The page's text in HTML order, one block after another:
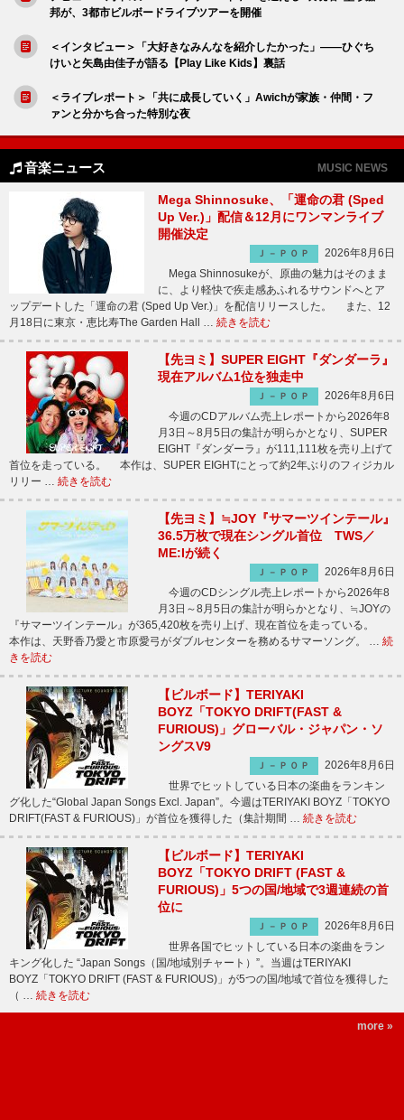
邦が、3都市ビルボードライブツアーを開催
＜インタビュー＞「大好きなみんなを紹介したかった」――ひぐち
けいと矢島由佳子が語る【Play Like Kids】裏話
＜ライブレポート＞「共に成長していく」Awichが家族・仲間・フ
ァンと分かち合った特別な夜
音楽ニュース MUSIC NEWS
Mega Shinnosuke、「運命の君 (Sped
Up Ver.)」配信＆12月にワンマンライブ
開催決定
Ｊ－ＰＯＰ
2026年8月6日
Mega Shinnosukeが、原曲の魅力はそのまま
に、より軽快で疾走感あふれるサウンドへとア
ップデートした「運命の君 (Sped Up Ver.)」を配信リリースした。 また、12
月18日に東京・恵比寿The Garden Hall … 続きを読む
【先ヨミ】SUPER EIGHT『ダンダーラ』
現在アルバム1位を独走中
Ｊ－ＰＯＰ
2026年8月6日
今週のCDアルバム売上レポートから2026年8
月3日～8月5日の集計が明らかとなり、SUPER
EIGHT『ダンダーラ』が111,111枚を売り上げて
首位を走っている。 本作は、SUPER EIGHTにとって約2年ぶりのフィジカル
リリー … 続きを読む
【先ヨミ】≒JOY『サマーツインテール』
36.5万枚で現在シングル首位 TWS／
ME:Iが続く
Ｊ－ＰＯＰ
2026年8月6日
今週のCDシングル売上レポートから2026年8
月3日～8月5日の集計が明らかとなり、≒JOYの
『サマーツインテール』が365,420枚を売り上げ、現在首位を走っている。
本作は、天野香乃愛と市原愛弓がダブルセンターを務めるサマーソング。 … 続
きを読む
【ビルボード】TERIYAKI
BOYZ「TOKYO DRIFT(FAST &
FURIOUS)」グローバル・ジャパン・ソ
ングスV9
Ｊ－ＰＯＰ
2026年8月6日
世界でヒットしている日本の楽曲をランキン
グ化した“Global Japan Songs Excl. Japan”。今週はTERIYAKI BOYZ「TOKYO
DRIFT(FAST & FURIOUS)」が首位を獲得した（集計期間 … 続きを読む
【ビルボード】TERIYAKI
BOYZ「TOKYO DRIFT (FAST &
FURIOUS)」5つの国/地域で3週連続の首
位に
Ｊ－ＰＯＰ
2026年8月6日
世界各国でヒットしている日本の楽曲をラン
キング化した “Japan Songs（国/地域別チャート）”。当週はTERIYAKI
BOYZ「TOKYO DRIFT (FAST & FURIOUS)」が5つの国/地域で首位を獲得した
（ … 続きを読む
more »